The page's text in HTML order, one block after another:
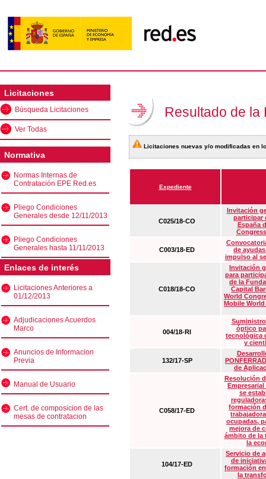
Licitaciones
Búsqueda Licitaciones
Ver Todas
Normativa
Normas Internas de
Contratación EPE Red.es
Pliego Condiciones
Generales desde 12/11/2013
Pliego Condiciones
Generales hasta 11/11/2013
Enlaces de interés
Licitaciones Anteriores a
01/12/2013
Adjudicaciones Acuerdos
Marco
Anuncios de Informacion
Previa
Manual de Usuario
Cert. de composicion de las
mesas de contratacion
Resultado de la
Licitaciones nuevas y/o modificadas en
Expediente
C025/18-CO
Invitación
participar
España
C003/18-ED
de
impulso al
C018/18-CO
Invitación
para
de la
Capital
World
Mobile
004/18-RI
óptico
tecnológica
y
132/17-SP
de
C058/17-ED
Resolución
Empresarial
se
formación
ocupadas,
mejora de
ámbito de la
la
104/17-ED
Servicio de
de
formación
la